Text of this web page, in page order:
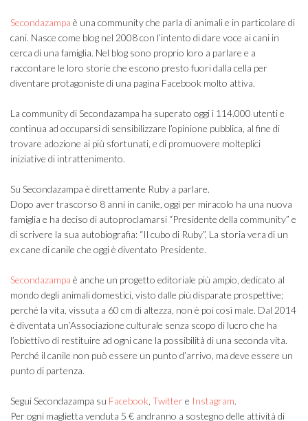
Secondazampa è una community che parla di animali e in particolare di
cani. Nasce come blog nel 2008 con l’intento di dare voce ai cani in
cerca di una famiglia. Nel blog sono proprio loro a parlare e a
raccontare le loro storie che escono presto fuori dalla cella per
diventare protagoniste di una pagina Facebook molto attiva.
La community di Secondazampa ha superato oggi i 114.000 utenti e
continua ad occuparsi di sensibilizzare l’opinione pubblica, al fine di
trovare adozione ai più sfortunati, e di promuovere molteplici
iniziative di intrattenimento.
Su Secondazampa è direttamente Ruby a parlare.
Dopo aver trascorso 8 anni in canile, oggi per miracolo ha una nuova
famiglia e ha deciso di autoproclamarsi “Presidente della community” e
di scrivere la sua autobiografia: “Il cubo di Ruby”, La storia vera di un
ex cane di canile che oggi è diventato Presidente.
Secondazampa è anche un progetto editoriale più ampio, dedicato al
mondo degli animali domestici, visto dalle più disparate prospettive;
perché la vita, vissuta a 60 cm di altezza, non è poi così male. Dal 2014
è diventata un’Associazione culturale senza scopo di lucro che ha
l’obiettivo di restituire ad ogni cane la possibilità di una seconda vita.
Perché il canile non può essere un punto d’arrivo, ma deve essere un
punto di partenza.
Segui Secondazampa su Facebook Twittere Instagram.
Per ogni maglietta venduta 5 € andranno a sostegno delle attività di